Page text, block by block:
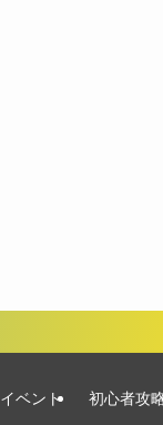
イベント 初心者攻